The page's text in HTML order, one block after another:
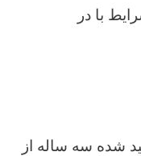
با در
شده سه ساله از